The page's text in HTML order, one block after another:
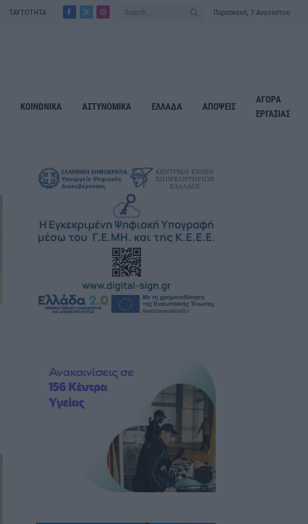
ΤΑΥΤΟΤΗΤΑ
Facebook
X
Instagram
Παρασκευή, 7 Αυγούστου
ΚΟΙΝΩΝΙΚΑ ΑΣΤΥΝΟΜΙΚΑ ΕΛΛΑΔΑ ΑΠΟΨΕΙΣ
ΑΓΟΡΑ
ΕΡΓΑΣΙΑΣ